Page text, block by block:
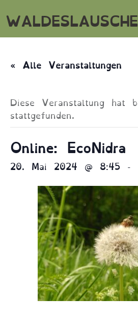
« Alle Veranstaltungen
Diese Veranstaltung hat
stattgefunden.
Online: EcoNidra
20. Mai 2024 @ 8:45 -